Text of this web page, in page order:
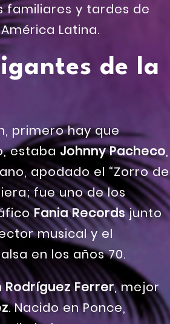
familiares y tardes de
Latina.
de la
primero hay que
estabaJohnny Pacheco,
apodado el “Zorro de
fue uno de los
Fania Recordsjunto
musical y el
en los años 70.
Rodríguez Ferrer, mejor
. Nacido en Ponce,